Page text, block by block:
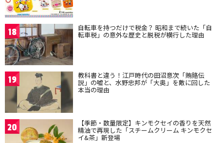
18 自転車を持つだけで税金？ 昭和まで続いた「自
転車税」の意外な歴史と脱税が横行した理由
19 教科書と違う！江戸時代の田沼意次「賄賂伝
説」の嘘と、水野忠邦が「大奥」を敵に回した
本当の理由
20 【季節・数量限定】キンモクセイの香りを天然
精油で再現した「スチームクリーム キンモクセ
イ&茶」新登場